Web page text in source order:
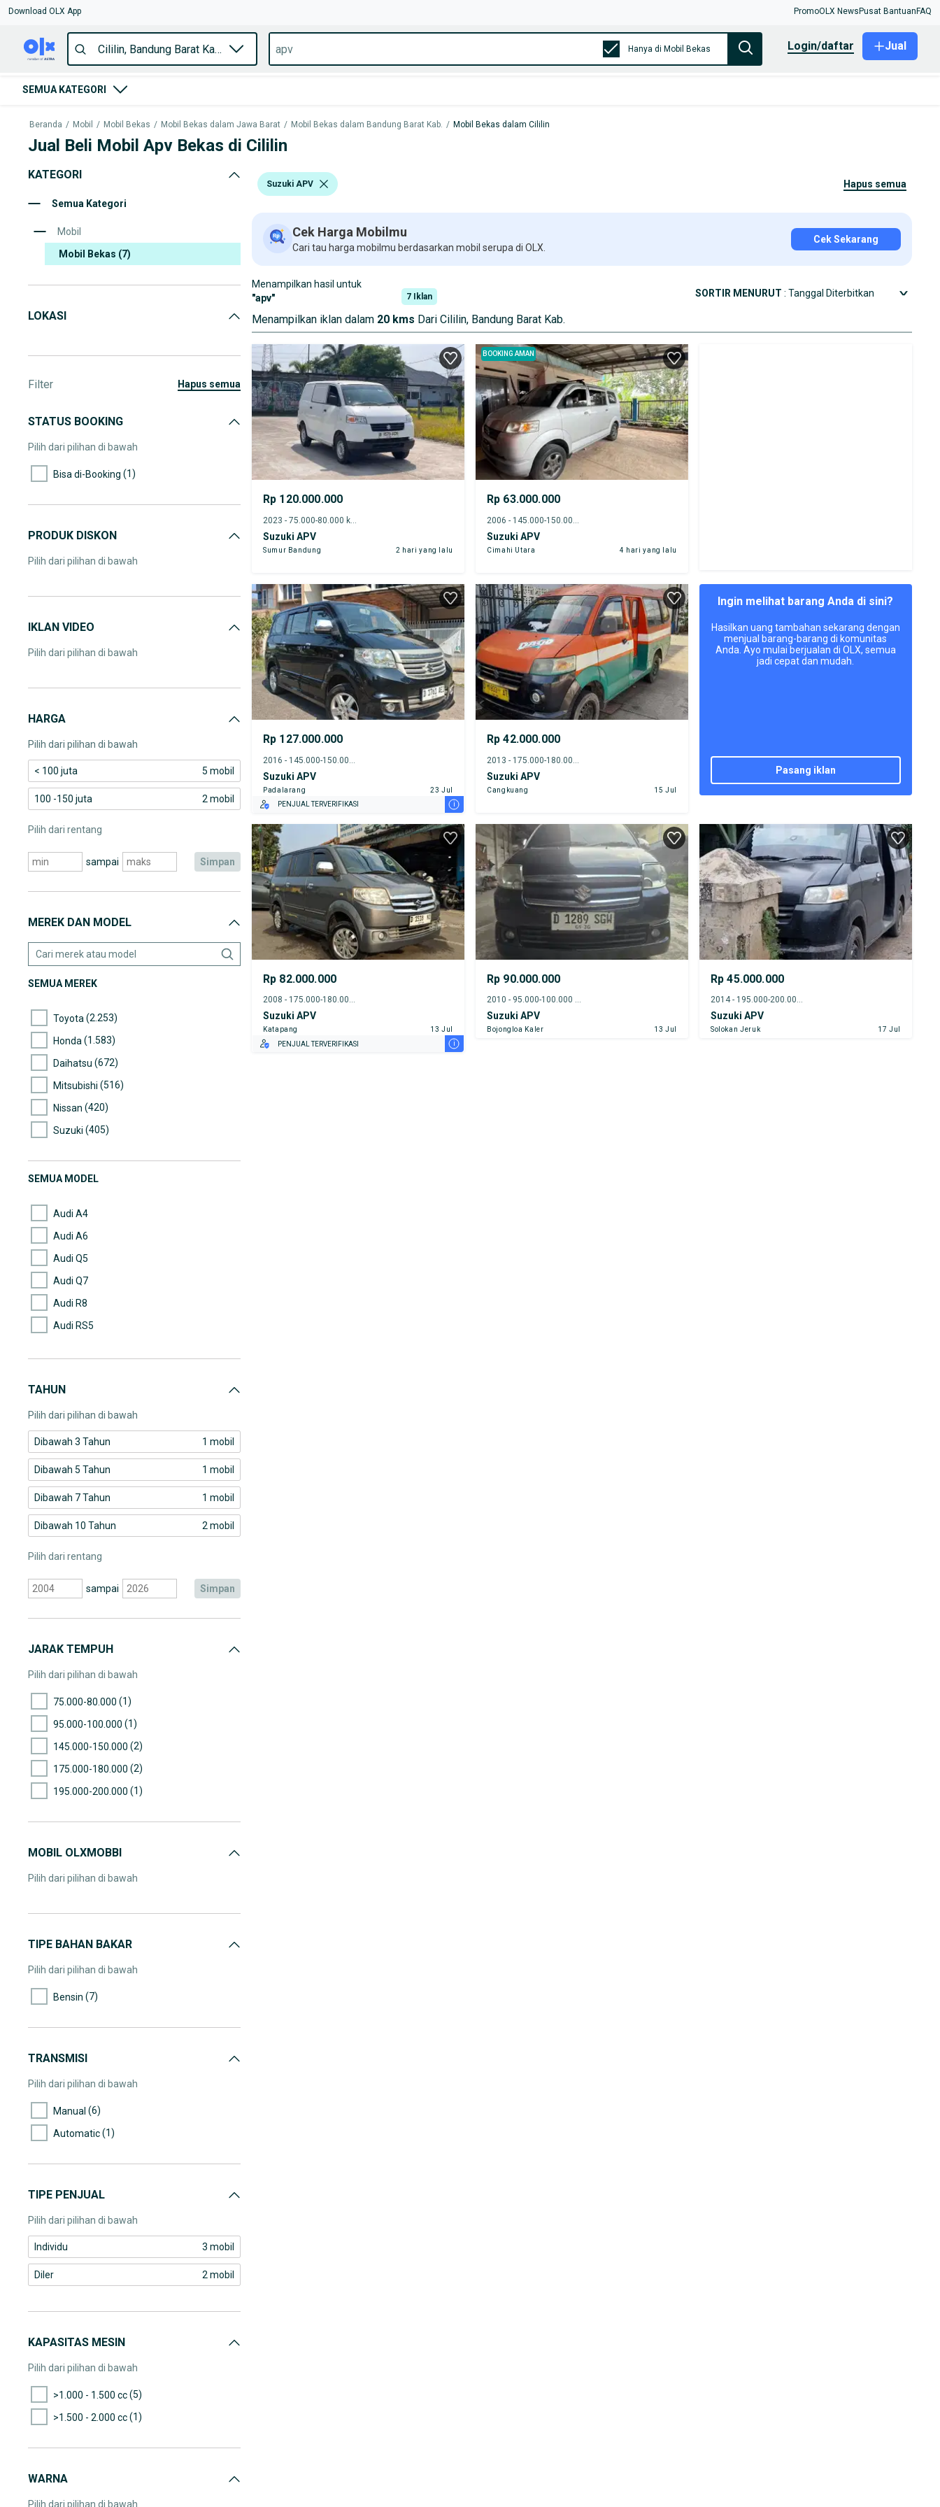
Download OLX App PromoOLX News Pusat Bantuan FAQ
Hanya di Mobil Bekas login/daftar Jual
SEMUA KATEGORI
Beranda / Mobil / Mobil Bekas / Mobil Bekas dalam Jawa Barat / Mobil Bekas dalam Bandung Barat Kab. / Mobil Bekas dalam Cililin
Jual Beli Mobil Apv Bekas di Cililin
KATEGORI
Semua Kategori
Mobil
Mobil Bekas (7)
LOKASI
Filter hapus semua
STATUS BOOKING
Pilih dari pilihan di bawah
Bisa di-Booking (1)
PRODUK DISKON
Pilih dari pilihan di bawah
IKLAN VIDEO
Pilih dari pilihan di bawah
HARGA
Pilih dari pilihan di bawah
< 100 juta 5 mobil
100 -150 juta 2 mobil
Pilih dari rentang
sampai simpan
MEREK DAN MODEL
SEMUA MEREK
Toyota (2.253)
Honda (1.583)
Daihatsu (672)
Mitsubishi (516)
Nissan (420)
Suzuki (405)
Hyundai(184)
SEMUA MODEL
Audi A4
Audi A6
Audi Q5
Audi Q7
Audi R8
Audi RS5
BMW 218i
TAHUN
Pilih dari pilihan di bawah
Dibawah 3 Tahun 1 mobil
Dibawah 5 Tahun 1 mobil
Dibawah 7 Tahun 1 mobil
Dibawah 10 Tahun 2 mobil
Pilih dari rentang
sampai simpan
JARAK TEMPUH
Pilih dari pilihan di bawah
75.000-80.000 (1)
95.000-100.000 (1)
145.000-150.000 (2)
175.000-180.000 (2)
195.000-200.000 (1)
MOBIL OLXMOBBI
Pilih dari pilihan di bawah
TIPE BAHAN BAKAR
Pilih dari pilihan di bawah
Bensin (7)
TRANSMISI
Pilih dari pilihan di bawah
Manual (6)
Automatic(1)
TIPE PENJUAL
Pilih dari pilihan di bawah
Individu 3 mobil
Diler 2 mobil
KAPASITAS MESIN
Pilih dari pilihan di bawah
>1.000 - 1.500 cc(5)
>1.500 - 2.000 cc(1)
WARNA
Pilih dari pilihan di bawah
Suzuki APV hapus semua
Cek Harga Mobilmu
Cari tau harga mobilmu berdasarkan mobil serupa di OLX.
Cek Sekarang
Menampilkan hasil untuk
"apv" 7 Iklan SORTIR MENURUT : Tanggal Diterbitkan
Menampilkan iklan dalam 20 kms Dari Cililin, Bandung Barat Kab.
Rp 120.000.000
Suzuki APV
Sumur Bandung 2 hari yang lalu
BOOKING AMAN
Rp 63.000.000
Suzuki APV
Cimahi Utara 4 hari yang lalu
Rp 127.000.000
Suzuki APV
Padalarang
23 Jul
PENJUAL TERVERIFIKASI
i
Rp 42.000.000
Suzuki APV
Cangkuang 15 Jul
Ingin melihat barang Anda di sini?
Hasilkan uang tambahan sekarang dengan
menjual barang-barang di komunitas
Anda. Ayo mulai berjualan di OLX, semua
jadi cepat dan mudah.
pasang iklan
Rp 82.000.000
2008 - 175.000-180.000 km
Suzuki APV
Katapang
13 Jul
PENJUAL TERVERIFIKASI
i
Rp 90.000.000
2010 - 95.000-100.000 km
Suzuki APV
Bojongloa Kaler 13 Jul
Rp 45.000.000
2014 - 195.000-200.000 km
Suzuki APV
Solokan Jeruk 17 Jul